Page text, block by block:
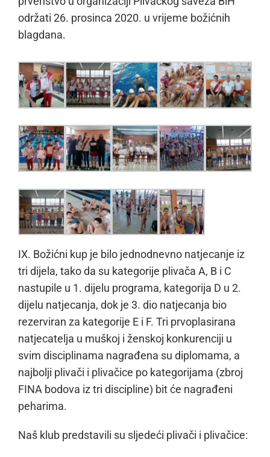
održati 26. prosinca 2020. u vrijeme božićnih
blagdana.
IX. Božićni kup je bilo jednodnevno natjecanje iz
tri dijela, tako da su kategorije plivača A, B i C
nastupile u 1. dijelu programa, kategorija D u 2.
dijelu natjecanja, dok je 3. dio natjecanja bio
rezerviran za kategorije E i F. Tri prvoplasirana
natjecatelja u muškoj i ženskoj konkurenciji u
svim disciplinama nagrađena su diplomama, a
najbolji plivači i plivačice po kategorijama (zbroj
FINA bodova iz tri discipline) bit će nagrađeni
peharima.
Naš klub predstavili su sljedeći plivači i plivačice: